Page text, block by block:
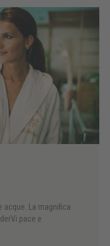
acque. La magnifica
pace e